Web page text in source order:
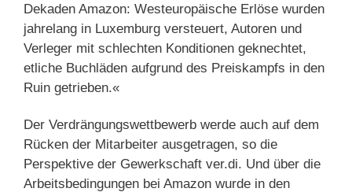
Dekaden Amazon: Westeuropäische Erlöse wurden
jahrelang in Luxemburg versteuert, Autoren und
Verleger mit schlechten Konditionen geknechtet,
etliche Buchläden aufgrund des Preiskampfs in den
Ruin getrieben.«
Der Verdrängungswettbewerb werde auch auf dem
Rücken der Mitarbeiter ausgetragen, so die
Perspektive der Gewerkschaft ver.di. Und über die
Arbeitsbedingungen bei Amazon wurde in den